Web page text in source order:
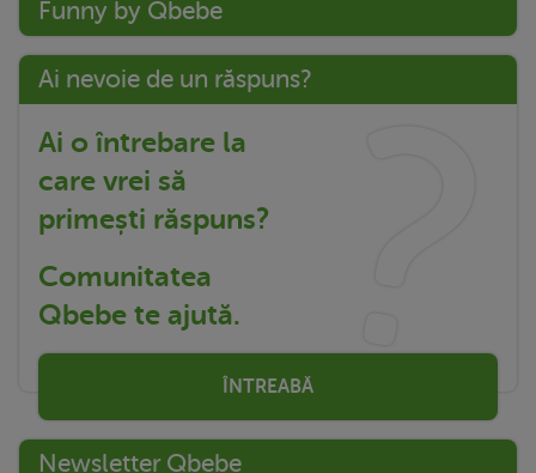
Funny by Qbebe
Ai nevoie de un răspuns?
Ai o întrebare la
care vrei să
primești răspuns?
Comunitatea
Qbebe te ajută.
ÎNTREABĂ
Newsletter Qbebe